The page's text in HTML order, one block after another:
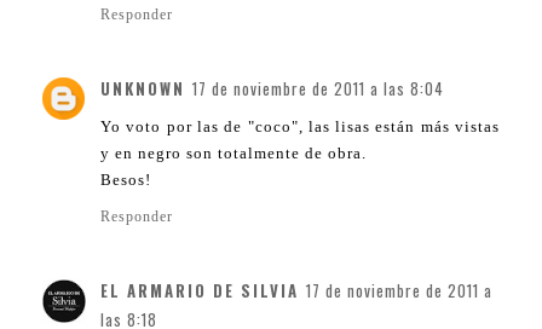
Responder
UNKNOWN 17 de noviembre de 2011 a las 8:04
Yo voto por las de "coco", las lisas están más vistas
y en negro son totalmente de obra.
Besos!
Responder
EL ARMARIO DE SILVIA 17 de noviembre de 2011 a
las 8:18